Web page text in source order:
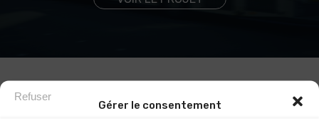
Gérer le consentement
Refuser